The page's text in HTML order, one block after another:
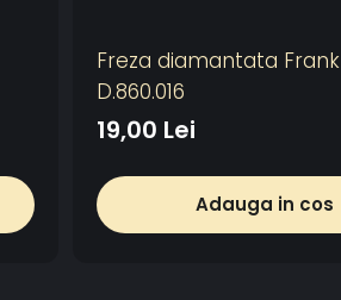
Freza diamantata Frank
D.860.016
19,00 Lei
Adauga in cos